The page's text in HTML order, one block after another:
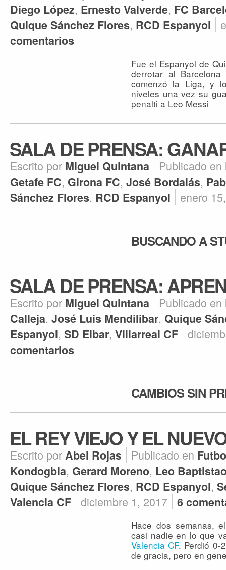
Diego López, Ernesto Valverde, FC
Quique Sánchez Flores, RCD Espanyol
comentarios
Fue el Espanyol de
derrotar al
comenzó la Liga, y
niveles una vez su
penalti a Leo Messi
SALA DE PRENSA:
Escrito por Miguel Quintana Publicado en
Getafe FC, Girona FC, José Bordalás,
Sánchez Flores, RCD Espanyol enero
BUSCANDO A
SALA DE PRENSA:
Escrito por Miguel Quintana Publicado en
Calleja, José Luis Mendilibar, Quique
Espanyol, SD Eibar, Villarreal CF
comentarios
CAMBIOS SIN
EL REY VIEJO Y EL
Escrito porAbel Rojas Publicado en
Kondogbia, Gerard Moreno, Leo
Quique Sánchez Flores, RCD Espanyol,
Valencia CF
diciembre 1, 2017 6
Hace dos semanas,
casi nadie en lo que
Valencia CF. Perdió 0-
de gracia, pero en